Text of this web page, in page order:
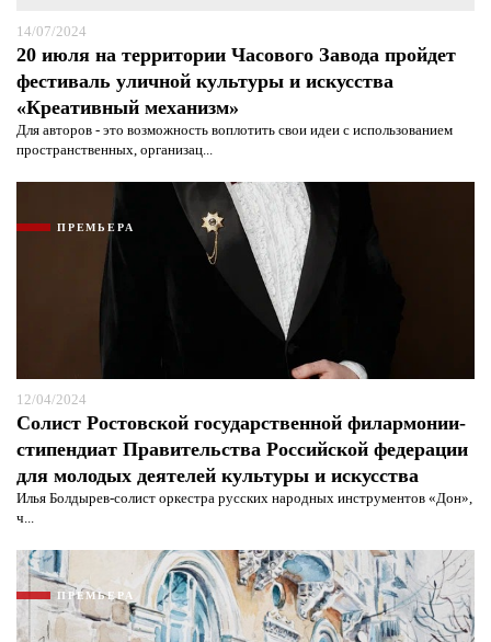
14/07/2024
20 июля на территории Часового Завода пройдет
фестиваль уличной культуры и искусства
«Креативный механизм»
Для авторов - это возможность воплотить свои идеи с использованием
пространственных, организац...
ПРЕМЬЕРА
12/04/2024
Солист Ростовской государственной филармонии-
стипендиат Правительства Российской федерации
для молодых деятелей культуры и искусства
Илья Болдырев-солист оркестра русских народных инструментов «Дон»,
ч...
ПРЕМЬЕРА